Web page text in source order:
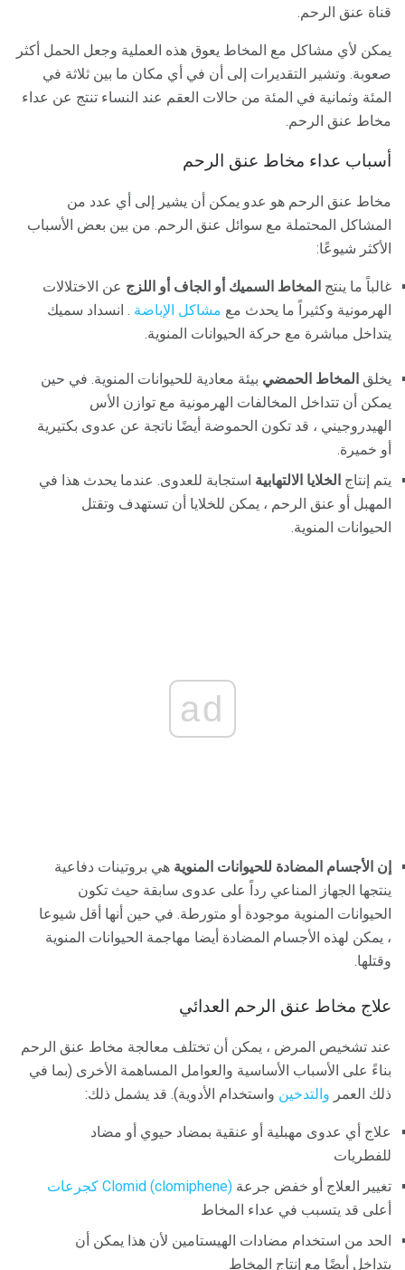
قناة عنق الرحم.
يمكن لأي مشاكل مع المخاط يعوق هذه العملية وجعل الحمل أكثر
صعوبة. وتشير التقديرات إلى أن في أي مكان ما بين ثلاثة في
المئة وثمانية في المئة من حالات العقم عند النساء تنتج عن عداء
مخاط عنق الرحم.
أسباب عداء مخاط عنق الرحم
مخاط عنق الرحم هو عدو يمكن أن يشير إلى أي عدد من
المشاكل المحتملة مع سوائل عنق الرحم. من بين بعض الأسباب
الأكثر شيوعًا:
غالباً ما ينتج المخاط السميك أو الجاف أو اللزج عن الاختلالات
الهرمونية وكثيراً ما يحدث مع مشاكل الإباضة . انسداد سميك
يتداخل مباشرة مع حركة الحيوانات المنوية.
يخلق المخاط الحمضي بيئة معادية للحيوانات المنوية. في حين
يمكن أن تتداخل المخالفات الهرمونية مع توازن الأس
الهيدروجيني ، قد تكون الحموضة أيضًا ناتجة عن عدوى بكتيرية
أو خميرة.
يتم إنتاج الخلايا الالتهابية استجابة للعدوى. عندما يحدث هذا في
المهبل أو عنق الرحم ، يمكن للخلايا أن تستهدف وتقتل
الحيوانات المنوية.
ad
إن الأجسام المضادة للحيوانات المنوية هي بروتينات دفاعية
ينتجها الجهاز المناعي رداً على عدوى سابقة حيث تكون
الحيوانات المنوية موجودة أو متورطة. في حين أنها أقل شيوعا
، يمكن لهذه الأجسام المضادة أيضا مهاجمة الحيوانات المنوية
وقتلها.
علاج مخاط عنق الرحم العدائي
عند تشخيص المرض ، يمكن أن تختلف معالجة مخاط عنق الرحم
بناءً على الأسباب الأساسية والعوامل المساهمة الأخرى (بما في
ذلك العمر والتدخين واستخدام الأدوية). قد يشمل ذلك:
علاج أي عدوى مهبلية أو عنقية بمضاد حيوي أو مضاد
للفطريات
تغيير العلاج أو خفض جرعة Clomid (clomiphene) كجرعات
أعلى قد يتسبب في عداء المخاط
الحد من استخدام مضادات الهيستامين لأن هذا يمكن أن
يتداخل أيضًا مع إنتاج المخاط